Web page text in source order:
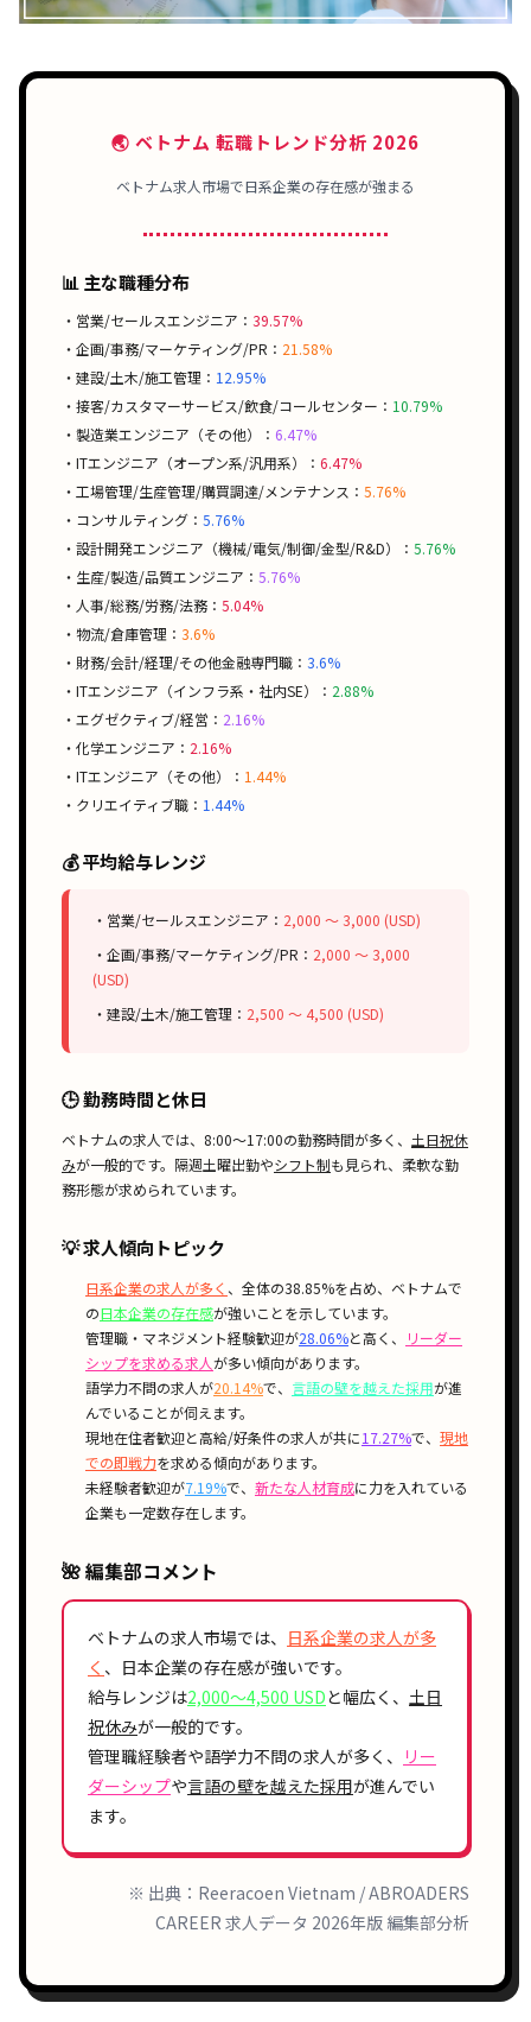
🌏 ベトナム 転職トレンド分析 2026
ベトナム求人市場で日系企業の存在感が強まる
📊 主な職種分布
・営業/セールスエンジニア： 39.57%
・企画/事務/マーケティング/PR： 21.58%
・建設/土木/施工管理： 12.95%
・接客/カスタマーサービス/飲食/コールセンター： 10.79%
・製造業エンジニア（その他）： 6.47%
・ITエンジニア（オープン系/汎用系）： 6.47%
・工場管理/生産管理/購買調達/メンテナンス： 5.76%
・コンサルティング： 5.76%
・設計開発エンジニア（機械/電気/制御/金型/R&D）： 5.76%
・生産/製造/品質エンジニア： 5.76%
・人事/総務/労務/法務： 5.04%
・物流/倉庫管理： 3.6%
・財務/会計/経理/その他金融専門職： 3.6%
・ITエンジニア（インフラ系・社内SE）： 2.88%
・エグゼクティブ/経営： 2.16%
・化学エンジニア： 2.16%
・ITエンジニア（その他）： 1.44%
・クリエイティブ職： 1.44%
💰 平均給与レンジ
・営業/セールスエンジニア： 2,000 〜 3,000 (USD)
・企画/事務/マーケティング/PR： 2,000 〜 3,000
(USD)
・建設/土木/施工管理： 2,500 〜 4,500 (USD)
🕒 勤務時間と休日
ベトナムの求人では、 8:00〜17:00の勤務時間が多く、 土日祝休
みが一般的です。 隔週土曜出勤やシフト制も見られ、柔軟な勤
務形態が求められています。
💡 求人傾向トピック
日系企業の求人が多く 、全体の38.85%を占め、ベトナムで
の日本企業の存在感が強いことを示しています。
管理職・マネジメント経験歓迎が28.06%と高く、
リーダー
シップを求める求人が多い傾向があります。
語学力不問の求人が20.14%で、 言語の壁を越えた採用が進
んでいることが伺えます。
現地在住者歓迎と高給/好条件の求人が共に17.27%で、 現地
での即戦力を求める傾向があります。
未経験者歓迎が7.19%で、 新たな人材育成に力を入れている
企業も一定数存在します。
🌺 編集部コメント
ベトナムの求人市場では、 日系企業の求人が多
く 、日本企業の存在感が強いです。
給与レンジは2,000〜4,500 USDと幅広く、 土日
祝休みが一般的です。
管理職経験者や語学力不問の求人が多く、
リー
ダーシップや言語の壁を越えた採用が進んでい
ます。
※ 出典：Reeracoen Vietnam / ABROADERS
CAREER 求人データ 2026年版 編集部分析